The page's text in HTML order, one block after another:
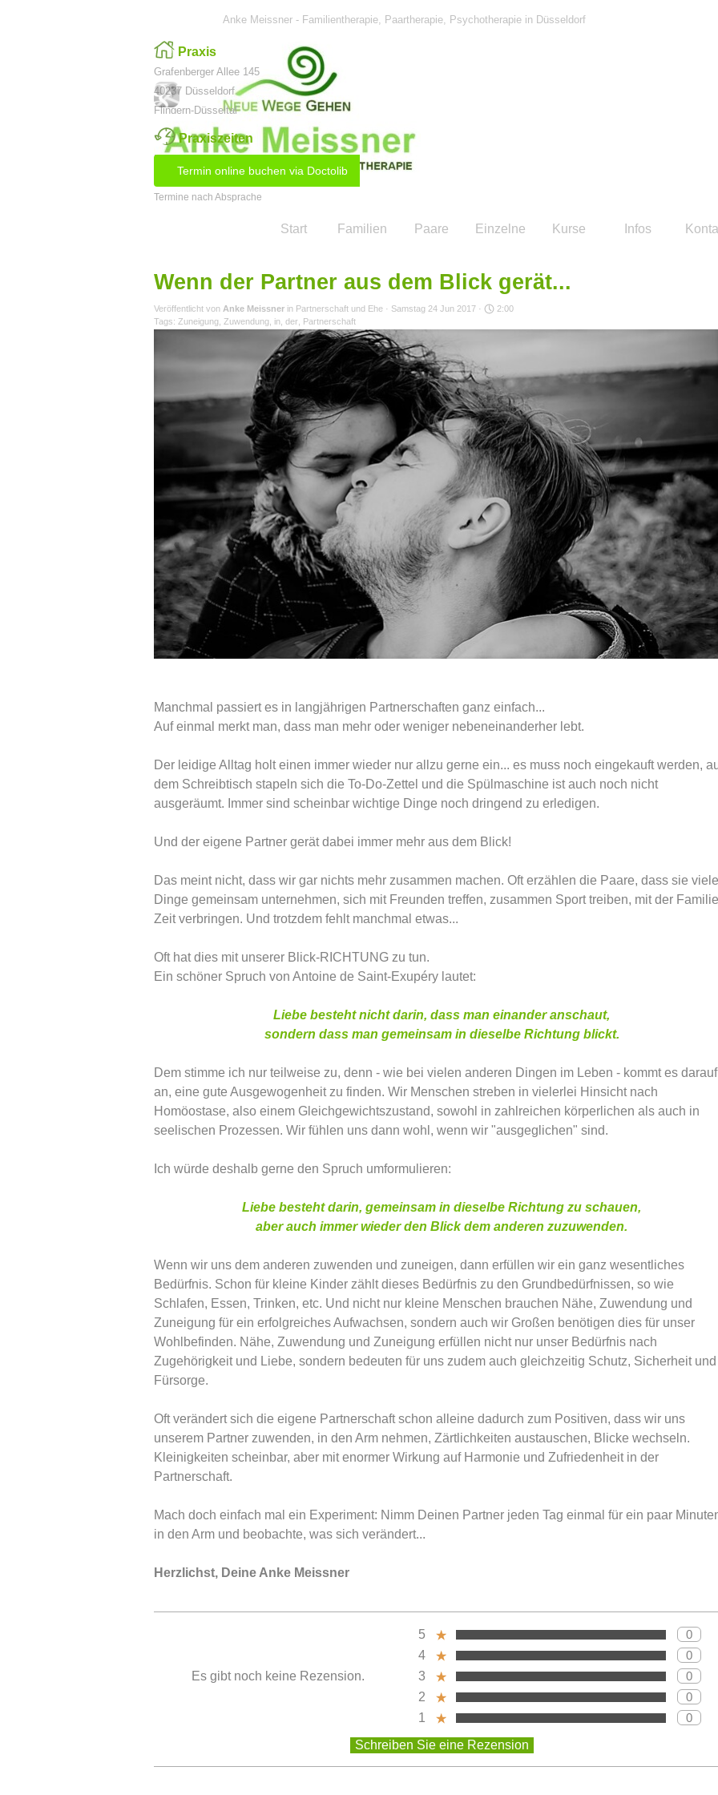
Anke Meissner - Familientherapie, Paartherapie, Psychotherapie in Düsseldorf
Praxis
Grafenberger Allee 145
40237 Düsseldorf
Flingern-Düsseltal
Praxiszeiten
Mo - Fr 9.00 - 20.00 Uhr
Sa (nur in Ausnahmefällen)
Termine nach Absprache
Menü überspringen
Start Familien Paare Einzelne Kurse Infos
Termin online buchen via Doctolib
Wenn der Partner aus dem Blick gerät...
Veröffentlicht von Anke Meissner in Partnerschaft und Ehe · Samstag 24 Jun 2017 ·
2:00
Tags: Zuneigung Zuwendung in der Partnerschaft
Manchmal passiert es in langjährigen Partnerschaften ganz einfach...
Auf einmal merkt man, dass man mehr oder weniger nebeneinanderher lebt.
Der leidige Alltag holt einen immer wieder nur allzu gerne ein... es muss noch eingekauft werden,
dem Schreibtisch stapeln sich die To-Do-Zettel und die Spülmaschine ist auch noch nicht
ausgeräumt. Immer sind scheinbar wichtige Dinge noch dringend zu erledigen.
Und der eigene Partner gerät dabei immer mehr aus dem Blick!
Das meint nicht, dass wir gar nichts mehr zusammen machen. Oft erzählen die Paare, dass sie viele
Dinge gemeinsam unternehmen, sich mit Freunden treffen, zusammen Sport treiben, mit der Familie
Zeit verbringen. Und trotzdem fehlt manchmal etwas...
Oft hat dies mit unserer Blick-RICHTUNG zu tun.
Ein schöner Spruch von Antoine de Saint-Exupéry lautet:
Liebe besteht nicht darin, dass man einander anschaut,
sondern dass man gemeinsam in dieselbe Richtung blickt.
Dem stimme ich nur teilweise zu, denn - wie bei vielen anderen Dingen im Leben - kommt es darauf
an, eine gute Ausgewogenheit zu finden. Wir Menschen streben in vielerlei Hinsicht nach
Homöostase, also einem Gleichgewichtszustand, sowohl in zahlreichen körperlichen als auch in
seelischen Prozessen. Wir fühlen uns dann wohl, wenn wir "ausgeglichen" sind.
Ich würde deshalb gerne den Spruch umformulieren:
Liebe besteht darin, gemeinsam in dieselbe Richtung zu schauen,
aber auch immer wieder den Blick dem anderen zuzuwenden.
Wenn wir uns dem anderen zuwenden und zuneigen, dann erfüllen wir ein ganz wesentliches
Bedürfnis. Schon für kleine Kinder zählt dieses Bedürfnis zu den Grundbedürfnissen, so wie
Schlafen, Essen, Trinken, etc. Und nicht nur kleine Menschen brauchen Nähe, Zuwendung und
Zuneigung für ein erfolgreiches Aufwachsen, sondern auch wir Großen benötigen dies für unser
Wohlbefinden. Nähe, Zuwendung und Zuneigung erfüllen nicht nur unser Bedürfnis nach
Zugehörigkeit und Liebe, sondern bedeuten für uns zudem auch gleichzeitig Schutz, Sicherheit und
Fürsorge.
Oft verändert sich die eigene Partnerschaft schon alleine dadurch zum Positiven, dass wir uns
unserem Partner zuwenden, in den Arm nehmen, Zärtlichkeiten austauschen, Blicke wechseln.
Kleinigkeiten scheinbar, aber mit enormer Wirkung auf Harmonie und Zufriedenheit in der
Partnerschaft.
Mach doch einfach mal ein Experiment: Nimm Deinen Partner jeden Tag einmal für ein paar
in den Arm und beobachte, was sich verändert...
Herzlichst, Deine Anke Meissner
Es gibt noch keine Rezension.
Bewertung:
5 0
Bewertung:
4 0
Bewertung:
3 0
Bewertung:
2 0
Bewertung:
1 0